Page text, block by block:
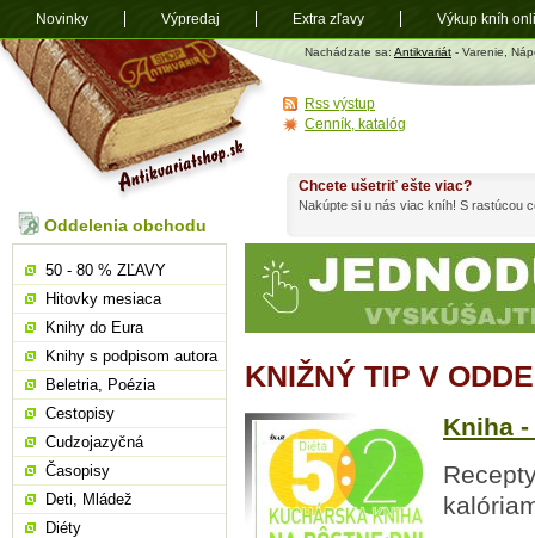
Antikvariát
shop.sk
Nachádzate sa: Antikvariát - Varenie,
KNIŽNÝ TIP V
Kniha
Chcete ušetriť ešte viac?
Nakúpte si u nás viac kníh! S rastúcou
Oddelenia obchodu
50 - 80 % ZĽAVY
Hitovky mesiaca
Knihy do Eura
Knihy s podpisom autora
Beletria, Poézia
Cestopisy
Cudzojazyčná
Časopisy
Deti, Mládež
Diéty
Rss výstup
Cenník, katalóg
Novinky Výpredaj Extra zľavy Výkup kníh